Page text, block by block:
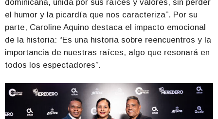
dominicana, unida por sus raíces y valores, sin perder
el humor y la picardía que nos caracteriza”. Por su
parte, Caroline Aquino destaca el impacto emocional
de la historia: “Es una historia sobre reencuentros y la
importancia de nuestras raíces, algo que resonará en
todos los espectadores”.